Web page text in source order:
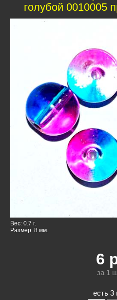
голубой 0010005
Вес: 0.7 г.
Размер: 8 мм.
6
за 1
есть 3